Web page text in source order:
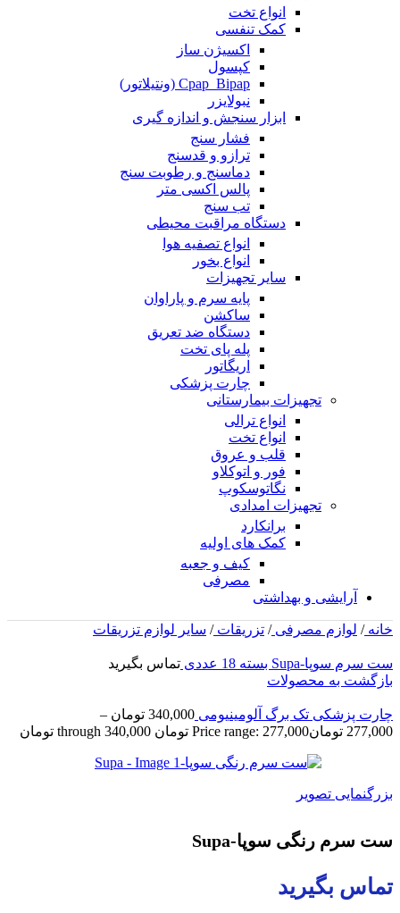
انواع تخت
کمک تنفسی
اکسیژن ساز
کپسول
Cpap_Bipap (ونتیلاتور)
نبولایزر
ابزار سنجش و اندازه گیری
فشار سنج
ترازو و قدسنج
دماسنج و رطوبت سنج
پالس اکسی متر
تب سنج
دستگاه مراقبت محیطی
انواع تصفیه هوا
انواع بخور
سایر تجهیزات
پایه سرم و پاراوان
ساکشن
دستگاه ضد تعریق
پله پای تخت
اریگاتور
چارت پزشکی
تجهیزات بیمارستانی
انواع ترالی
انواع تخت
قلب و عروق
فور و اتوکلاو
نگاتوسکوپ
تجهیزات امدادی
برانکارد
کمک های اولیه
کیف و جعبه
مصرفی
آرایشی و بهداشتی
خانه/ لوازم مصرفی/ تزریقات/ سایر لوازم تزریقات
ست سرم سوپا-Supa بسته 18 عددی
تماس بگیرید
بازگشت به محصولات
چارت پزشکی تک برگ آلومینیومی 340,000 تومان –
277,000 تومانPrice range: 277,000 تومان through 340,000 تومان
بزرگنمایی تصویر
ست سرم رنگی سوپا-Supa
تماس بگیرید